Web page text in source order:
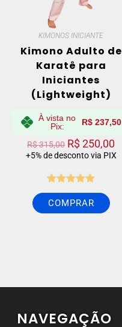
KIMONOS INICIANTE
Kimono Adulto de
Karatê para
Iniciantes
(Lightweight)
À vista no
Pix:
R$237,50
R$315,00 R$250,00
+5% de desconto via PIX
Avaliação
5.00 de 5
COMPRAR
NAVEGAÇÃO